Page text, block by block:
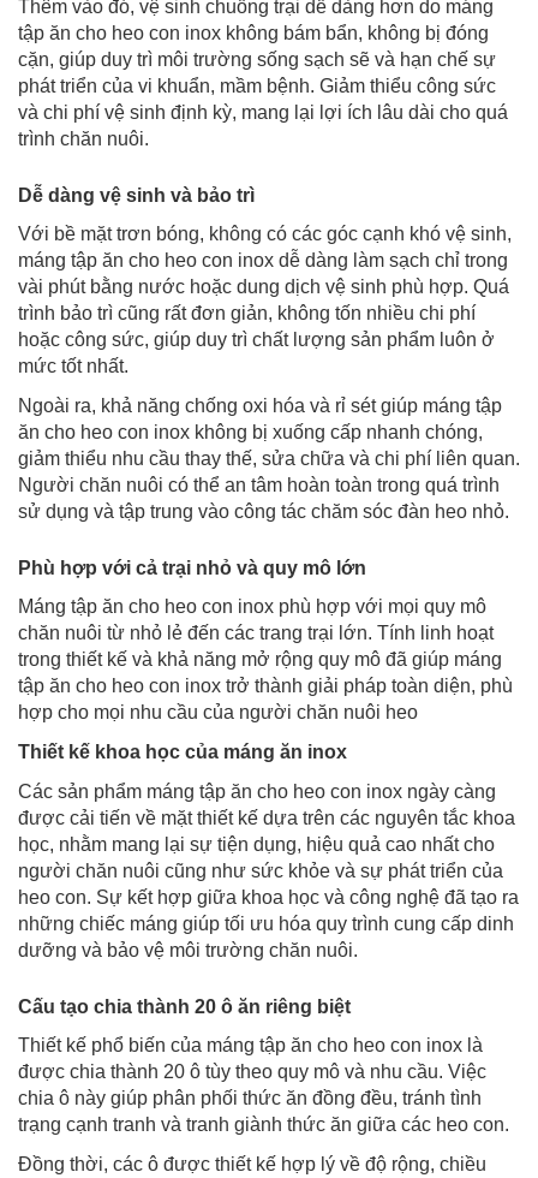
Thêm vào đó, vệ sinh chuồng trại dễ dàng hơn do máng
tập ăn cho heo con inox không bám bẩn, không bị đóng
cặn, giúp duy trì môi trường sống sạch sẽ và hạn chế sự
phát triển của vi khuẩn, mầm bệnh. Giảm thiểu công sức
và chi phí vệ sinh định kỳ, mang lại lợi ích lâu dài cho quá
trình chăn nuôi.
Dễ dàng vệ sinh và bảo trì
Với bề mặt trơn bóng, không có các góc cạnh khó vệ sinh,
máng tập ăn cho heo con inox dễ dàng làm sạch chỉ trong
vài phút bằng nước hoặc dung dịch vệ sinh phù hợp. Quá
trình bảo trì cũng rất đơn giản, không tốn nhiều chi phí
hoặc công sức, giúp duy trì chất lượng sản phẩm luôn ở
mức tốt nhất.
Ngoài ra, khả năng chống oxi hóa và rỉ sét giúp máng tập
ăn cho heo con inox không bị xuống cấp nhanh chóng,
giảm thiểu nhu cầu thay thế, sửa chữa và chi phí liên quan.
Người chăn nuôi có thể an tâm hoàn toàn trong quá trình
sử dụng và tập trung vào công tác chăm sóc đàn heo nhỏ.
Phù hợp với cả trại nhỏ và quy mô lớn
Máng tập ăn cho heo con inox phù hợp với mọi quy mô
chăn nuôi từ nhỏ lẻ đến các trang trại lớn. Tính linh hoạt
trong thiết kế và khả năng mở rộng quy mô đã giúp máng
tập ăn cho heo con inox trở thành giải pháp toàn diện, phù
hợp cho mọi nhu cầu của người chăn nuôi heo
Thiết kế khoa học của máng ăn inox
Các sản phẩm máng tập ăn cho heo con inox ngày càng
được cải tiến về mặt thiết kế dựa trên các nguyên tắc khoa
học, nhằm mang lại sự tiện dụng, hiệu quả cao nhất cho
người chăn nuôi cũng như sức khỏe và sự phát triển của
heo con. Sự kết hợp giữa khoa học và công nghệ đã tạo ra
những chiếc máng giúp tối ưu hóa quy trình cung cấp dinh
dưỡng và bảo vệ môi trường chăn nuôi.
Cấu tạo chia thành 20 ô ăn riêng biệt
Thiết kế phổ biến của máng tập ăn cho heo con inox là
được chia thành 20 ô tùy theo quy mô và nhu cầu. Việc
chia ô này giúp phân phối thức ăn đồng đều, tránh tình
trạng cạnh tranh và tranh giành thức ăn giữa các heo con.
Đồng thời, các ô được thiết kế hợp lý về độ rộng, chiều